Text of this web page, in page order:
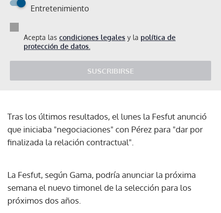
Entretenimiento
Acepta las condiciones legales y la política de
protección de datos.
SUSCRIBIRSE
Tras los últimos resultados, el lunes la Fesfut anunció
que iniciaba "negociaciones" con Pérez para "dar por
finalizada la relación contractual".
La Fesfut, según Gama, podría anunciar la próxima
semana el nuevo timonel de la selección para los
próximos dos años.